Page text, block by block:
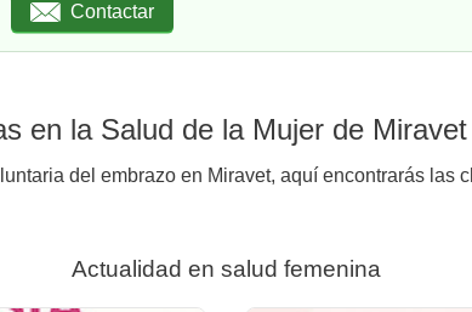
Contactar
en la Salud de la Mujer de Miravet
del embrazo en Miravet, aquí encontrarás las
Actualidad en salud femenina